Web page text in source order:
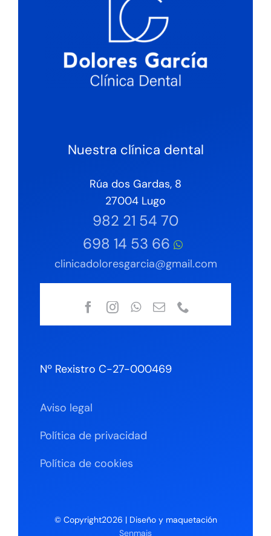
Nuestra clínica dental
Rúa dos Gardas, 8
27004 Lugo
982 21 54 70
698 14 53 66
clinicadoloresgarcia@gmail.com
Nº Rexistro C-27-000469
Aviso legal
Política de privacidad
Política de cookies
© Copyright2026 | Diseño y maquetación
Senmais